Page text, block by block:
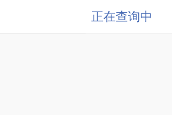
正在查询中